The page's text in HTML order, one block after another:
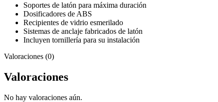
Soportes de latón para máxima duración
Dosificadores de ABS
Recipientes de vidrio esmerilado
Sistemas de anclaje fabricados de latón
Incluyen tornillería para su instalación
Valoraciones (0)
Valoraciones
No hay valoraciones aún.